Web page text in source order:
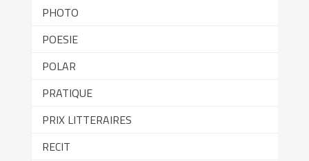
PHOTO
POESIE
POLAR
PRATIQUE
PRIX LITTERAIRES
RECIT